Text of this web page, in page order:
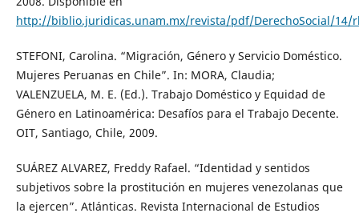
http://biblio.juridicas.unam.mx/revista/pdf/DerechoSocial/14/
STEFONI, Carolina. “Migración, Género y Servicio Doméstico.
Mujeres Peruanas en Chile”. In: MORA, Claudia;
VALENZUELA, M. E. (Ed.). Trabajo Doméstico y Equidad de
Género en Latinoamérica: Desafíos para el Trabajo Decente.
OIT, Santiago, Chile, 2009.
SUÁREZ ALVAREZ, Freddy Rafael. “Identidad y sentidos
subjetivos sobre la prostitución en mujeres venezolanas que
la ejercen”. Atlánticas. Revista Internacional de Estudios